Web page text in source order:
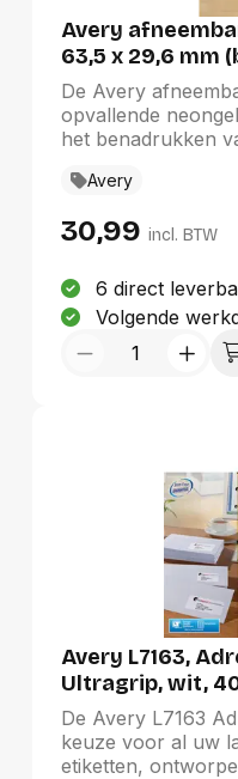
Avery
63,5 x 29,6 mm
stuks (25 vel
De Avery
opvallende
het benadrukken
etiketten perfect
de gratis Avery
over 25 vellen van
voor diverse
zichtbaarheid
boodschap
Avery
30,99 incl. BTW
6 direct
Volgende
Avery L7163,
Ultragrip, wit, 40
x 38,1 mm
De Avery L7163
keuze voor al uw
etiketten,